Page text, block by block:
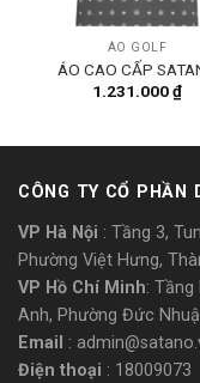
ÁO GOLF
ÁO CAO CẤP
1.231.000₫
CÔNG TY CỔ PHẦN
VP Hà Nội : Tầng 3,
Phường Việt Hưng,
VP Hồ Chí Minh: Tầng
Anh, Phường Đức
Email :
Điện thoại : 18009073